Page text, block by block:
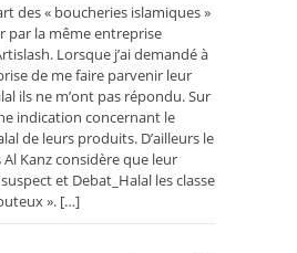
des « boucheries islamiques »
par la même entreprise
Lorsque j’ai demandé à
de me faire parvenir leur
ils ne m’ont pas répondu. Sur
indication concernant le
de leurs produits. D’ailleurs le
Kanz considère que leur
et Debat_Halal les classe
». […]